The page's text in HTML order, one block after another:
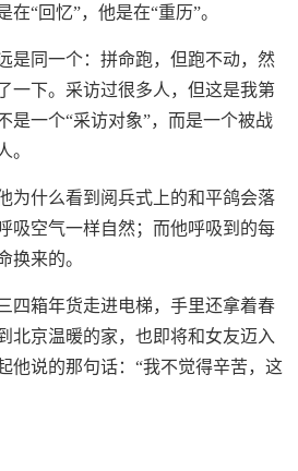
“回忆”，他是在“重历”。
是同一个：拼命跑，但跑不动，然
一下。采访过很多人，但这是我第
是一个“采访对象”，而是一个被战
。
为什么看到阅兵式上的和平鸽会落
吸空气一样自然；而他呼吸到的每
换来的。
四箱年货走进电梯，手里还拿着春
北京温暖的家，也即将和女友迈入
他说的那句话：“我不觉得辛苦，这